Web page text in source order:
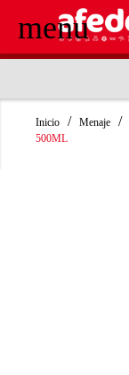
menu
Inicio Menaje
500ML